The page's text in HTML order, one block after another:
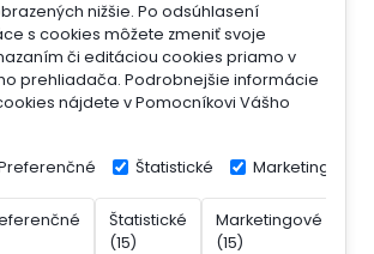
nižšie. Po odsúhlasení
s cookies môžete zmeniť svoje
či editáciou cookies priamo v
prehliadača. Podrobnejšie informácie
nájdete v Pomocníkovi Vášho
Štatistické Marketingové
Štatistické
(15)
Marketingové
(15)